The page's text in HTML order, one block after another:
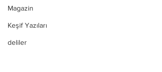
Magazin
Keşif Yazıları
deliler